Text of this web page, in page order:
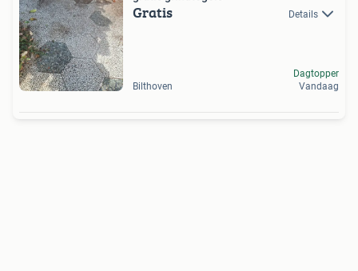
Gratis Details
Bilthoven
Dagtopper
Vandaag